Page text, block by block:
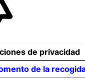
de la
de privacidad